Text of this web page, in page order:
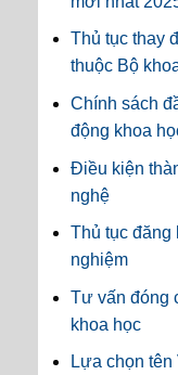
Thủ tục thay
thuộc Bộ
Chính sách
động khoa
Điều kiện
nghệ
Thủ tục đăng
nghiệm
Tư vấn đóng
khoa học
Lựa chọn